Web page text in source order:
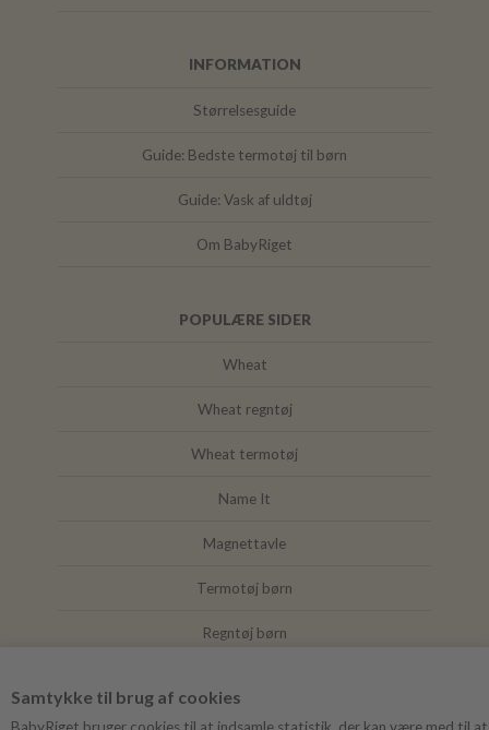
Samtykke til brug af cookies
INFORMATION
Størrelsesguide
Guide: Bedste termotøj til børn
Guide: Vask af uldtøj
Om BabyRiget
POPULÆRE SIDER
Wheat
Wheat regntøj
Wheat termotøj
Name It
Magnettavle
Termotøj børn
Regntøj børn
Mushie